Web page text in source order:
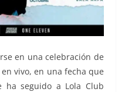
en una celebración de
vivo, en una fecha que
seguido a Lola Club